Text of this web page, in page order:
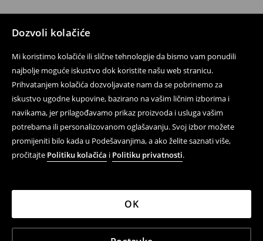
Dozvoli kolačiće
Mi koristimo kolačiće ili slične tehnologije da bismo vam ponudili
najbolje moguće iskustvo dok koristite našu web stranicu.
Prihvatanjem kolačića dozvoljavate nam da se pobrinemo za
iskustvo ugodne kupovine, bazirano na vašim ličnim izborima i
navikama, jer prilagođavamo prikaz proizvoda i usluga vašim
potrebama ili personalizovanom oglašavanju. Svoj izbor možete
promijeniti bilo kada u Podešavanjima, a ako želite saznati više,
pročitajte Politiku kolačića i Politiku privatnosti.
OK
Prati nas
Pomoć i kontakt
Pravila korištenja
Politika privatnosti
LPP